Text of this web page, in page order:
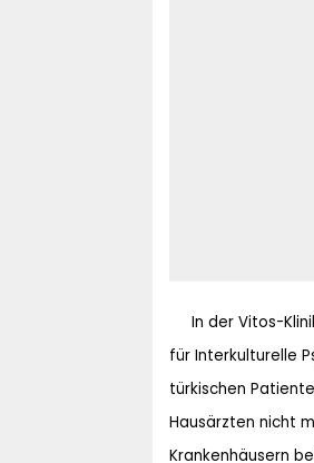
In der Vitos-
für Interkulturelle
türkischen
Hausärzten nicht
Krankenhäusern